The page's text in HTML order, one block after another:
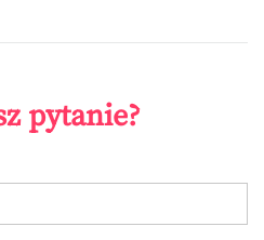
pytanie?